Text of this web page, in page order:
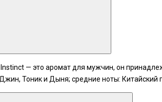
— это аромат для мужчин, он
Тоник и Дыня; средние ноты: